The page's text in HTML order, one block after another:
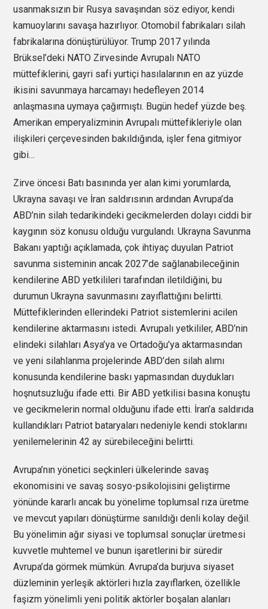
usanmaksızın bir Rusya savaşından söz ediyor, kendi
kamuoylarını savaşa hazırlıyor. Otomobil fabrikaları silah
fabrikalarına dönüştürülüyor. Trump 2017 yılında
Brüksel’deki NATO Zirvesinde Avrupalı NATO
müttefiklerini, gayri safi yurtiçi hasılalarının en az yüzde
ikisini savunmaya harcamayı hedefleyen 2014
anlaşmasına uymaya çağırmıştı. Bugün hedef yüzde beş.
Amerikan emperyalizminin Avrupalı müttefikleriyle olan
ilişkileri çerçevesinden bakıldığında, işler fena gitmiyor
gibi…
Zirve öncesi Batı basınında yer alan kimi yorumlarda,
Ukrayna savaşı ve İran saldırısının ardından Avrupa’da
ABD’nin silah tedarikindeki gecikmelerden dolayı ciddi bir
kaygının söz konusu olduğu vurgulandı. Ukrayna Savunma
Bakanı yaptığı açıklamada, çok ihtiyaç duyulan Patriot
savunma sisteminin ancak 2027’de sağlanabileceğinin
kendilerine ABD yetkilileri tarafından iletildiğini, bu
durumun Ukrayna savunmasını zayıflattığını belirtti.
Müttefiklerinden ellerindeki Patriot sistemlerini acilen
kendilerine aktarmasını istedi. Avrupalı yetkililer, ABD’nin
elindeki silahları Asya’ya ve Ortadoğu’ya aktarmasından
ve yeni silahlanma projelerinde ABD’den silah alımı
konusunda kendilerine baskı yapmasından duydukları
hoşnutsuzluğu ifade etti. Bir ABD yetkilisi basına konuştu
ve gecikmelerin normal olduğunu ifade etti. İran’a saldırıda
kullandıkları Patriot bataryaları nedeniyle kendi stoklarını
yenilemelerinin 42 ay sürebileceğini belirtti.
Avrupa’nın yönetici seçkinleri ülkelerinde savaş
ekonomisini ve savaş sosyo-psikolojisini geliştirme
yönünde kararlı ancak bu yönelime toplumsal rıza üretme
ve mevcut yapıları dönüştürme sanıldığı denli kolay değil.
Bu yönelimin ağır siyasi ve toplumsal sonuçlar üretmesi
kuvvetle muhtemel ve bunun işaretlerini bir süredir
Avrupa’da görmek mümkün. Avrupa’da burjuva siyaset
düzleminin yerleşik aktörleri hızla zayıflarken, özellikle
faşizm yönelimli yeni politik aktörler boşalan alanları